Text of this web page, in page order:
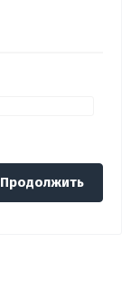
Продолжить